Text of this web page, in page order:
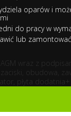
oparów i
do pracy w
lub